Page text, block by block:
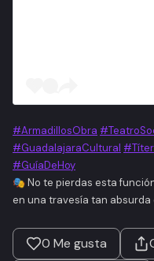
#ArmadillosObra
#GuadalajaraCultural
#GuíaDeHoy
🎭 No te pierdas esta
en una travesía tan absurda
0 Me gusta